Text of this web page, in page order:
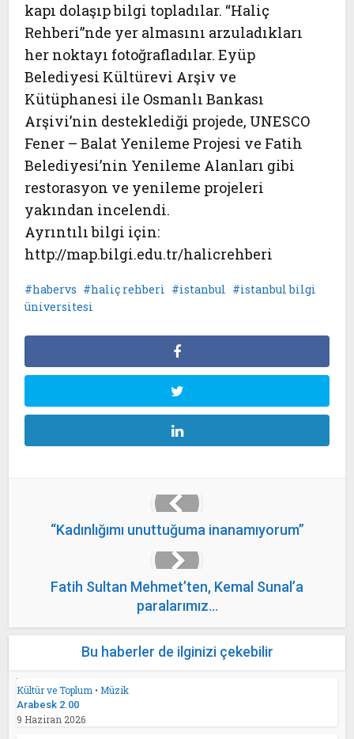
kapı dolaşıp bilgi topladılar. “Haliç
Rehberi”nde yer almasını arzuladıkları
her noktayı fotoğrafladılar. Eyüp
Belediyesi Kültürevi Arşiv ve
Kütüphanesi ile Osmanlı Bankası
Arşivi’nin desteklediği projede, UNESCO
Fener – Balat Yenileme Projesi ve Fatih
Belediyesi’nin Yenileme Alanları gibi
restorasyon ve yenileme projeleri
yakından incelendi.
Ayrıntılı bilgi için:
http://map.bilgi.edu.tr/halicrehberi
habervs haliç rehberi istanbul
istanbul bilgi
üniversitesi
“Kadınlığımı unuttuğuma inanamıyorum”
Fatih Sultan Mehmet’ten, Kemal Sunal’a
paralarımız…
Bu haberler de ilginizi çekebilir
Kültür ve Toplum • Müzik
Arabesk 2.00
9 Haziran 2026